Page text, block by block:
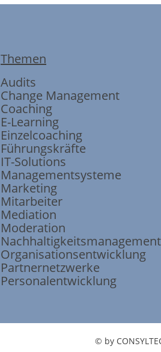
Themen
Audits
Change Management
Coaching
E-Learning
Einzelcoaching
Führungskräfte
IT-Solutions
Managementsysteme
Marketing
Mitarbeiter
Mediation
Moderation
Nachhaltigkeitsmanagement
Organisationsentwicklung
Partnernetzwerke
Personalentwicklung
© by